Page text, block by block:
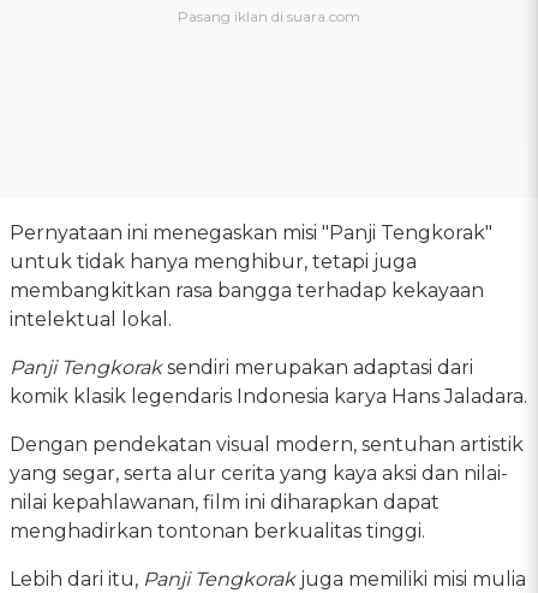
Pernyataan ini menegaskan misi "Panji Tengkorak"
untuk tidak hanya menghibur, tetapi juga
membangkitkan rasa bangga terhadap kekayaan
intelektual lokal.
Panji Tengkoraksendiri merupakan adaptasi dari
komik klasik legendaris Indonesia karya Hans Jaladara.
Dengan pendekatan visual modern, sentuhan artistik
yang segar, serta alur cerita yang kaya aksi dan nilai-
nilai kepahlawanan, film ini diharapkan dapat
menghadirkan tontonan berkualitas tinggi.
Lebih dari itu, Panji Tengkorakjuga memiliki misi mulia